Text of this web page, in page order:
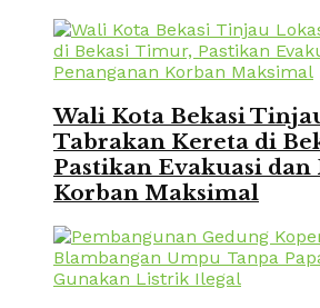
Wali Kota Bekasi
Tabrakan Kereta di
Pastikan Evakuasi dan
Korban Maksimal